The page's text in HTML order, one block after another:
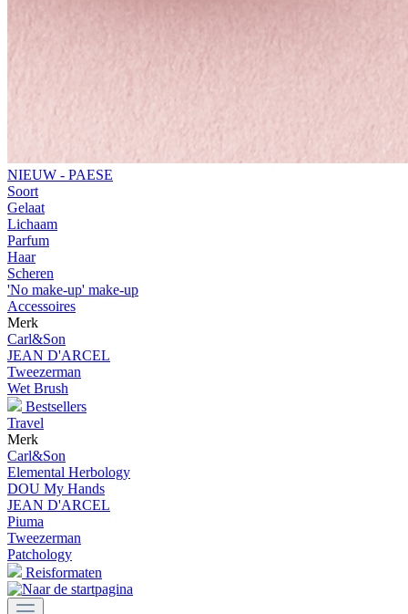
NIEUW - PAESE
Soort
Gelaat
Lichaam
Parfum
Haar
Scheren
'No make-up' make-up
Accessoires
Merk
Carl&Son
JEAN D'ARCEL
Tweezerman
Wet Brush
Bestsellers
Travel
Merk
Carl&Son
Elemental Herbology
DOU My Hands
JEAN D'ARCEL
Piuma
Tweezerman
Patchology
Reisformaten